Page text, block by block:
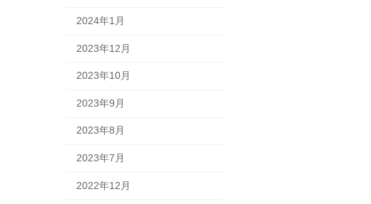
2024年1月
2023年12月
2023年10月
2023年9月
2023年8月
2023年7月
2022年12月